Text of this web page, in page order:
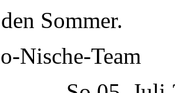
Sommer.
Nische-Team